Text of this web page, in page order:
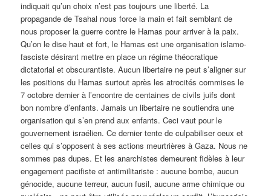
indiquait qu’un choix n’est pas toujours une liberté. La
propagande de Tsahal nous force la main et fait semblant de
nous proposer la guerre contre le Hamas pour arriver à la paix.
Qu’on le dise haut et fort, le Hamas est une organisation islamo-
fasciste désirant mettre en place un régime théocratique
dictatorial et obscurantiste. Aucun libertaire ne peut s’aligner sur
les positions du Hamas surtout après les atrocités commises le
7 octobre dernier à l’encontre de centaines de civils juifs dont
bon nombre d’enfants. Jamais un libertaire ne soutiendra une
organisation qui s’en prend aux enfants. Ceci vaut pour le
gouvernement israélien. Ce dernier tente de culpabiliser ceux et
celles qui s’opposent à ses actions meurtrières à Gaza. Nous ne
sommes pas dupes. Et les anarchistes demeurent fidèles à leur
engagement pacifiste et antimilitariste : aucune bombe, aucun
génocide, aucune terreur, aucun fusil, aucune arme chimique ou